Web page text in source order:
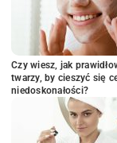
Czy wiesz, jak
twarzy, by cieszyć się
niedoskonałości?